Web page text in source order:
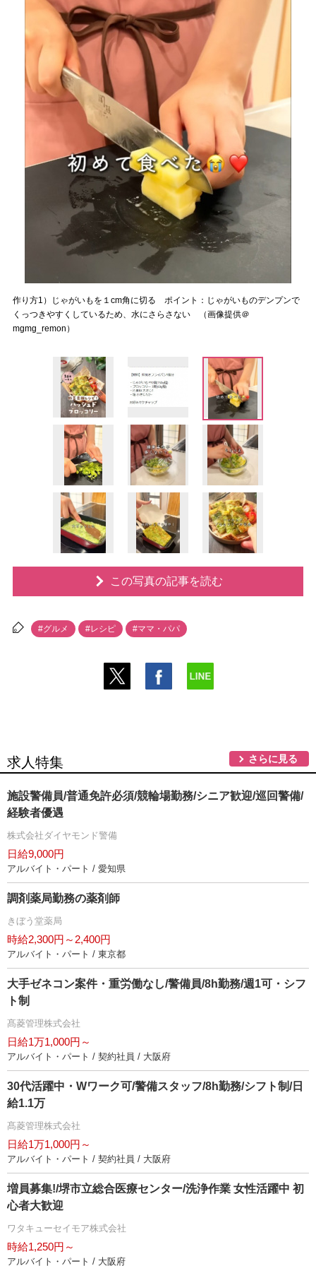
作り方1）じゃがいもを１cm角に切る ポイント：じゃがいものデンプンで
くっつきやすくしているため、水にさらさない （画像提供＠
mgmg_remon）
この写真の記事を読む
#グルメ #レシピ #ママ・パパ
求人特集 さらに見る
施設警備員/普通免許必須/競輪場勤務/シニア歓迎/巡回警備/
経験者優遇
株式会社ダイヤモンド警備
日給9,000円
アルバイト・パート / 愛知県
調剤薬局勤務の薬剤師
きぼう堂薬局
時給2,300円～2,400円
アルバイト・パート / 東京都
大手ゼネコン案件・重労働なし/警備員/8h勤務/週1可・シフ
ト制
髙菱管理株式会社
日給1万1,000円～
アルバイト・パート / 契約社員 / 大阪府
30代活躍中・Wワーク可/警備スタッフ/8h勤務/シフト制/日
給1.1万
髙菱管理株式会社
日給1万1,000円～
アルバイト・パート / 契約社員 / 大阪府
増員募集!/堺市立総合医療センター/洗浄作業 女性活躍中 初
心者大歓迎
ワタキューセイモア株式会社
時給1,250円～
アルバイト・パート / 大阪府